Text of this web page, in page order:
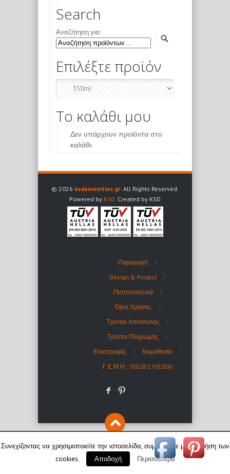
Search
Αναζήτηση για:
Επιλέξτε προϊόν
Το καλάθι μου
Δεν υπάρχουν προϊόντα στο
καλάθι.
© 2026 ksdamenities.gr . All Rights Reserved.
Powered by KSD . Created by KSD
Παραγωγή
Design & Project
Πιστοποιητικά
Όροι Χρήσης
Τρόποι Αποστολής
Τρόποι Πληρωμής
Επιστροφές
Νομοθεσία
Γ.Ε.Μ.Η.: 002051701000
F :
Συνεχίζοντας να χρησιμοποιείτε την ιστοσελίδα, συμφωνείτε με τη χρήση των
cookies.
Αποδοχή Περισσότερα